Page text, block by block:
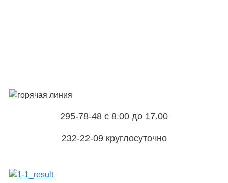
295-78-48 с 8.00 до 17.00
232-22-09 круглосуточно